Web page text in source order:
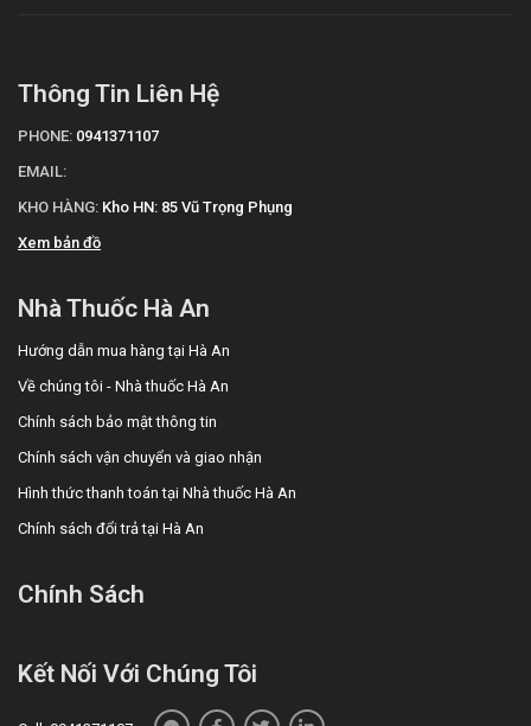
Thông Tin Liên Hệ
PHONE: 0941371107
EMAIL:
KHO HÀNG: Kho HN: 85 Vũ Trọng Phụng
Xem bản đồ
Nhà Thuốc Hà An
Hướng dẫn mua hàng tại Hà An
Về chúng tôi - Nhà thuốc Hà An
Chính sách bảo mật thông tin
Chính sách vận chuyển và giao nhận
Hình thức thanh toán tại Nhà thuốc Hà An
Chính sách đổi trả tại Hà An
Chính Sách
Kết Nối Với Chúng Tôi